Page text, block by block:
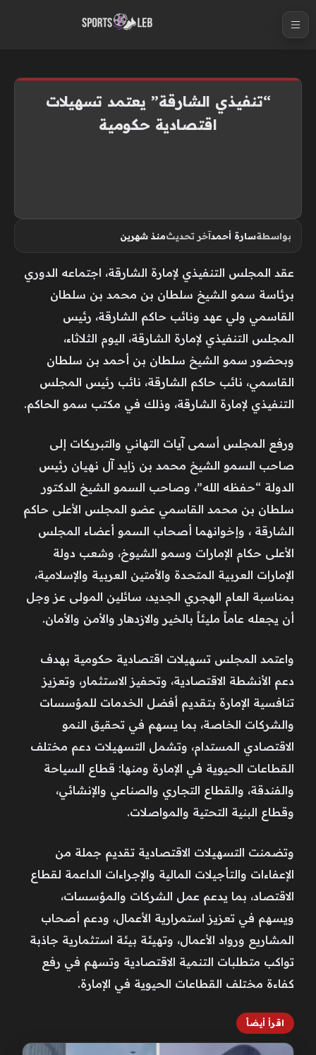
“تنفيذي الشارقة” يعتمد تسهيلات
اقتصادية حكومية
بواسطةسارة أحمدآخر تحديثمنذ شهرين
عقد المجلس التنفيذي لإمارة الشارقة، اجتماعه الدوري
برئاسة سمو الشيخ سلطان بن محمد بن سلطان
القاسمي ولي عهد ونائب حاكم الشارقة، رئيس
المجلس التنفيذي لإمارة الشارقة، اليوم الثلاثاء،
وبحضور سمو الشيخ سلطان بن أحمد بن سلطان
القاسمي، نائب حاكم الشارقة، نائب رئيس المجلس
التنفيذي لإمارة الشارقة، وذلك في مكتب سمو الحاكم.
ورفع المجلس أسمى آيات التهاني والتبريكات إلى
صاحب السمو الشيخ محمد بن زايد آل نهيان رئيس
الدولة “حفظه الله”، وصاحب السمو الشيخ الدكتور
سلطان بن محمد القاسمي عضو المجلس الأعلى حاكم
الشارقة ، وإخوانهما أصحاب السمو أعضاء المجلس
الأعلى حكام الإمارات وسمو الشيوخ، وشعب دولة
الإمارات العربية المتحدة والأمتين العربية والإسلامية،
بمناسبة العام الهجري الجديد، سائلين المولى عز وجل
أن يجعله عاماً مليئاً بالخير والازدهار والأمن والأمان.
واعتمد المجلس تسهيلات اقتصادية حكومية بهدف
دعم الأنشطة الاقتصادية، وتحفيز الاستثمار، وتعزيز
تنافسية الإمارة بتقديم أفضل الخدمات للمؤسسات
والشركات الخاصة، بما يسهم في تحقيق النمو
الاقتصادي المستدام، وتشمل التسهيلات دعم مختلف
القطاعات الحيوية في الإمارة ومنها: قطاع السياحة
والفندقة، والقطاع التجاري والصناعي والإنشائي،
وقطاع البنية التحتية والمواصلات.
وتضمنت التسهيلات الاقتصادية تقديم جملة من
الإعفاءات والتأجيلات المالية والإجراءات الداعمة لقطاع
الاقتصاد، بما يدعم عمل الشركات والمؤسسات،
ويسهم في تعزيز استمرارية الأعمال، ودعم أصحاب
المشاريع ورواد الأعمال، وتهيئة بيئة استثمارية جاذبة
تواكب متطلبات التنمية الاقتصادية وتسهم في رفع
كفاءة مختلف القطاعات الحيوية في الإمارة.
اقرأ أيضاً